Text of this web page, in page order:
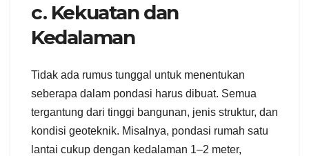
c. Kekuatan dan
Kedalaman
Tidak ada rumus tunggal untuk menentukan
seberapa dalam pondasi harus dibuat. Semua
tergantung dari tinggi bangunan, jenis struktur, dan
kondisi geoteknik. Misalnya, pondasi rumah satu
lantai cukup dengan kedalaman 1–2 meter,